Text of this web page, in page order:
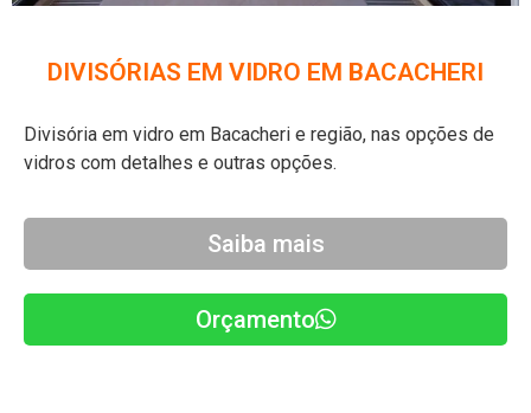
DIVISÓRIAS EM VIDRO EM BACACHERI
Divisória em vidro em Bacacheri e região, nas opções de
vidros com detalhes e outras opções.
Saiba mais
Orçamento